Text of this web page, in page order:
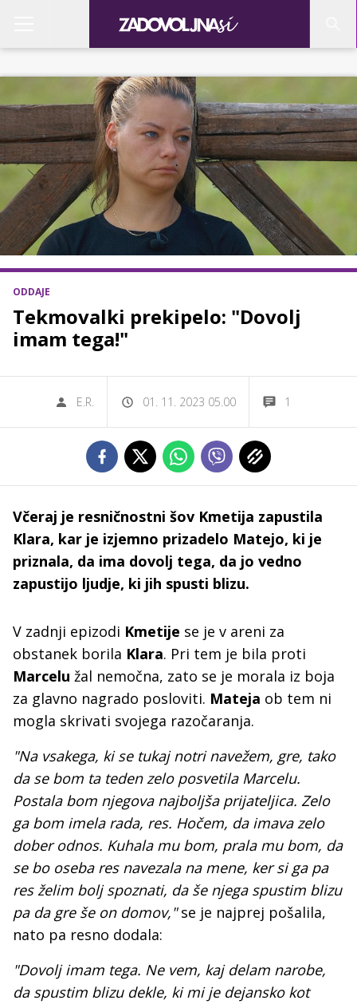
ODDAJE
Tekmovalki prekipelo: "Dovolj
imam tega!"
E.R. 01. 11. 2023 05.00 1
Včeraj je resničnostni šov Kmetija zapustila
Klara, kar je izjemno prizadelo Matejo, ki je
priznala, da ima dovolj tega, da jo vedno
zapustijo ljudje, ki jih spusti blizu.
V zadnji epizodi Kmetije se je v areni za
obstanek borila Klara. Pri tem je bila proti
Marcelu žal nemočna, zato se je morala iz boja
za glavno nagrado posloviti. Mateja ob tem ni
mogla skrivati svojega razočaranja.
"Na vsakega, ki se tukaj notri navežem, gre, tako
da se bom ta teden zelo posvetila Marcelu.
Postala bom njegova najboljša prijateljica. Zelo
ga bom imela rada, res. Hočem, da imava zelo
dober odnos. Kuhala mu bom, prala mu bom, da
se bo oseba res navezala na mene, ker si ga pa
res želim bolj spoznati, da še njega spustim blizu
pa da gre še on domov,"se je najprej pošalila,
nato pa resno dodala:
"Dovolj imam tega. Ne vem, kaj delam narobe,
da spustim blizu dekle, ki mi je dejansko kot